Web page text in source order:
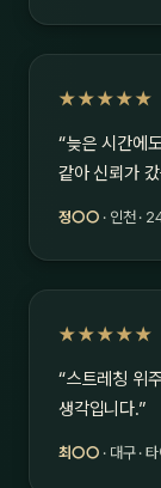
★★★★★
“늦은 시간에
같아 신뢰가
정○○ · 인천 ·
★★★★★
“스트레칭 위
생각입니다.”
최○○ · 대구 ·